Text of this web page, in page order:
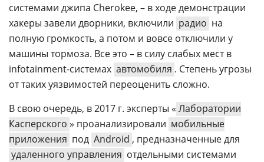
системами джипа Cherokee, – в ходе демонстрации
хакеры завели дворники, включили радио на
полную громкость, а потом и вовсе отключили у
машины тормоза. Все это – в силу слабых мест в
infotainment-системах автомобиля . Степень угрозы
от таких уязвимостей переоценить сложно.
В свою очередь, в 2017 г. эксперты « Лаборатории
Касперского » проанализировали мобильные
приложения под Android , предназначенные для
удаленного управления отдельными системами